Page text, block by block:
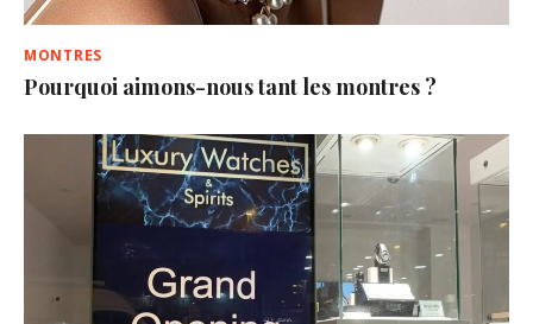
MONTRES
Pourquoi aimons-nous tant les montres ?